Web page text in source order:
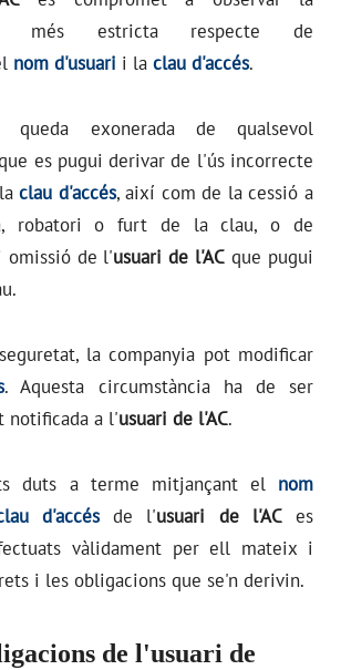
més estricta respecte de
nom d'usuari i la clau d'accés.
queda exonerada de qualsevol
es pugui derivar de l'ús incorrecte
clau d'accés, així com de la cessió a
robatori o furt de la clau, o de
omissió de l'usuari de l'AC que pugui
la companyia pot modificar
. Aquesta circumstància ha de ser
notificada a l'usuari de l'AC.
duts a terme mitjançant el nom
d'accésde l'usuari de l'ACes
vàlidament per ell mateix i
i les obligacions que se'n derivin.
de l'usuari de